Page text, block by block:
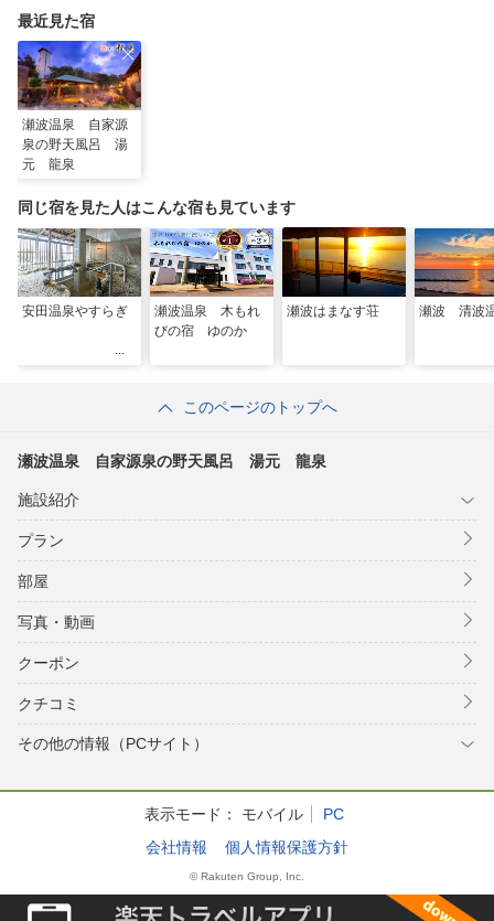
最近見た宿
瀬波温泉 自家源
泉の野天風呂 湯
元 龍泉
同じ宿を見た人はこんな宿も見ています
安田温泉やすらぎ
瀬波温泉 木もれ
びの宿 ゆのか
瀬波はまなす荘 瀬波 清波
このページのトップへ
瀬波温泉 自家源泉の野天風呂 湯元 龍泉
施設紹介
プラン
部屋
写真・動画
クーポン
クチコミ
その他の情報（PCサイト）
表示モード： モバイル
PC
会社情報
個人情報保護方針
© Rakuten Group, Inc.